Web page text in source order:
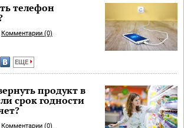
телефон
Комментарии (0)
ЕЩЕ
продукт в
срок годности
Комментарии (0)